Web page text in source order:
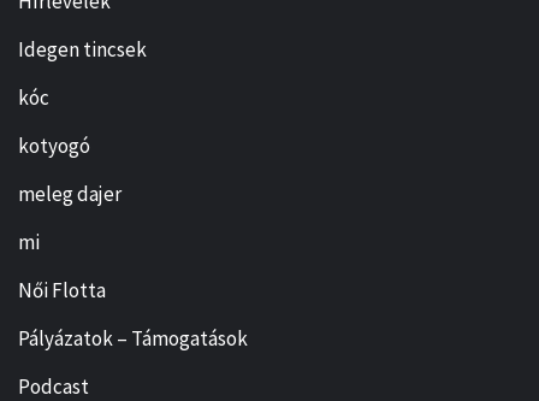
Idegen tincsek
kóc
kotyogó
meleg dajer
mi
Női Flotta
Pályázatok – Támogatások
Podcast